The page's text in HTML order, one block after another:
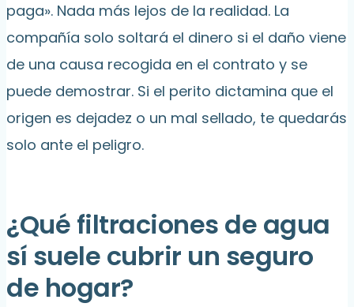
paga». Nada más lejos de la realidad. La
compañía solo soltará el dinero si el daño viene
de una causa recogida en el contrato y se
puede demostrar. Si el perito dictamina que el
origen es dejadez o un mal sellado, te quedarás
solo ante el peligro.
¿Qué filtraciones de agua
sí suele cubrir un seguro
de hogar?